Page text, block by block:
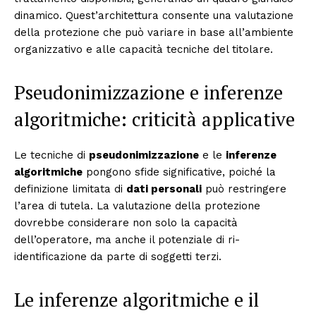
dinamico. Quest’architettura consente una valutazione
della protezione che può variare in base all’ambiente
organizzativo e alle capacità tecniche del titolare.
Pseudonimizzazione e inferenze
algoritmiche: criticità applicative
Le tecniche di pseudonimizzazione e le inferenze
algoritmiche pongono sfide significative, poiché la
definizione limitata di dati personali può restringere
l’area di tutela. La valutazione della protezione
dovrebbe considerare non solo la capacità
dell’operatore, ma anche il potenziale di ri-
identificazione da parte di soggetti terzi.
Le inferenze algoritmiche e il